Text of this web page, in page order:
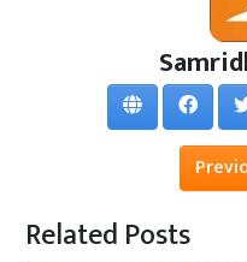
Related Posts